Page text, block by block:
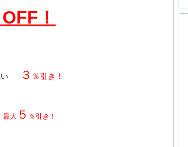
！
３ ％引き！
最大 ５ ％引き！